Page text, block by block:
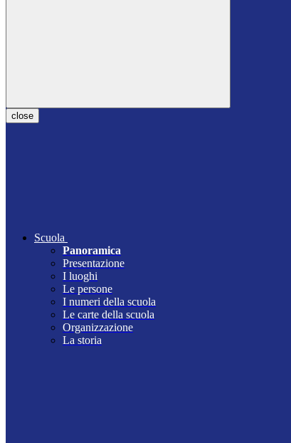
close
Scuola
Panoramica
Presentazione
I luoghi
Le persone
I numeri della scuola
Le carte della scuola
Organizzazione
La storia